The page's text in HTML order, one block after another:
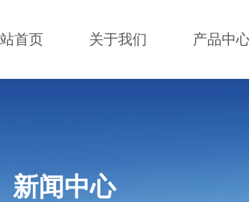
首页 关于我们 产品中
新闻中心